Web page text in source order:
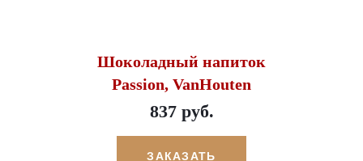
Шоколадный напиток
Passion, VanHouten
837 руб.
ЗАКАЗАТЬ